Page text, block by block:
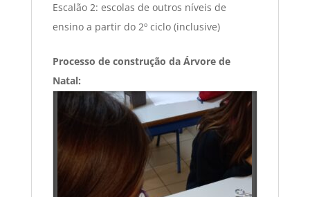
Escalão 2: escolas de outros níveis de
ensino a partir do 2º ciclo (inclusive)
Processo de construção da Árvore de
Natal: